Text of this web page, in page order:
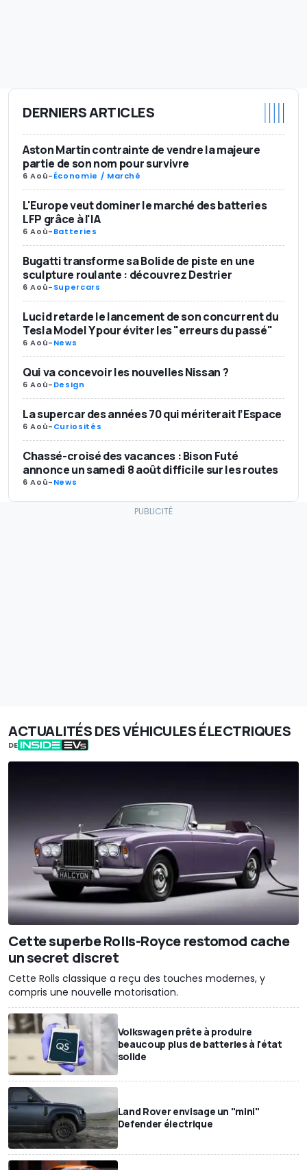
DERNIERS ARTICLES
Aston Martin contrainte de vendre la majeure
partie de son nom pour survivre
6 Aoû-Économie / Marché
L'Europe veut dominer le marché des batteries
LFP grâce à l'IA
6 Aoû-Batteries
Bugatti transforme sa Bolide de piste en une
sculpture roulante : découvrez Destrier
6 Aoû-Supercars
Lucid retarde le lancement de son concurrent du
Tesla Model Y pour éviter les "erreurs du passé"
6 Aoû-News
Qui va concevoir les nouvelles Nissan ?
6 Aoû-Design
La supercar des années 70 qui mériterait l’Espace
6 Aoû-Curiosités
Chassé-croisé des vacances : Bison Futé
annonce un samedi 8 août difficile sur les routes
6 Aoû-News
ACTUALITÉS DES VÉHICULES ÉLECTRIQUES
DE
Cette superbe Rolls-Royce restomod cache
un secret discret
Cette Rolls classique a reçu des touches modernes, y
compris une nouvelle motorisation.
Volkswagen prête à produire
beaucoup plus de batteries à l'état
solide
Land Rover envisage un "mini"
Defender électrique